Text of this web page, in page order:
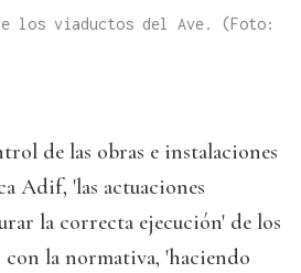
los viaductos del Ave. (Foto:
de las obras e instalaciones
Adif, 'las actuaciones
la correcta ejecución' de los
con la normativa, 'haciendo